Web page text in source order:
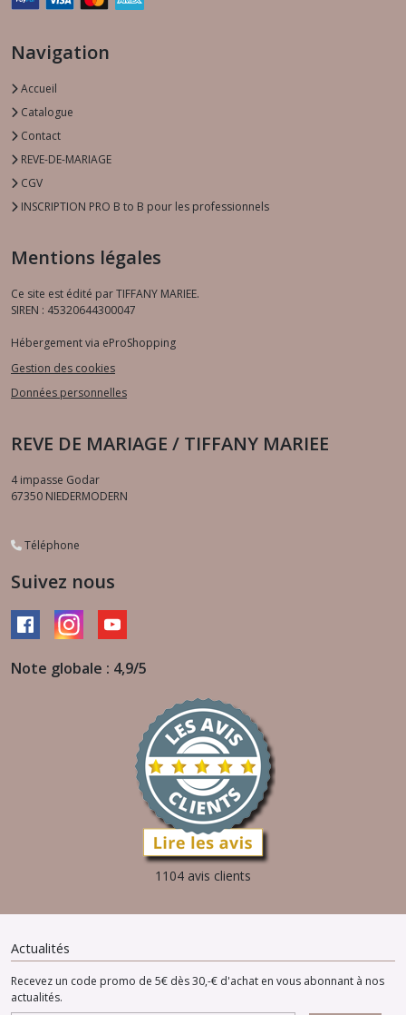
Navigation
Accueil
Catalogue
Contact
REVE-DE-MARIAGE
CGV
INSCRIPTION PRO B to B pour les professionnels
Mentions légales
Ce site est édité par TIFFANY MARIEE.
SIREN : 45320644300047
Hébergement via eProShopping
Gestion des cookies
Données personnelles
REVE DE MARIAGE / TIFFANY MARIEE
4 impasse Godar
67350 NIEDERMODERN
Téléphone
Suivez nous
Note globale : 4,9/5
1104 avis clients
Actualités
Recevez un code promo de 5€ dès 30,-€ d'achat en vous abonnant à nos
actualités.